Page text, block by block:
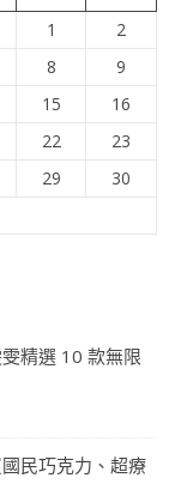
1
2
8
9
15
16
22
23
29
30
精選 10 款無限
民巧克力、超療